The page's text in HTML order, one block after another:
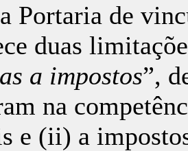
Portaria de
duas
a impostos”,
na
e (ii) a